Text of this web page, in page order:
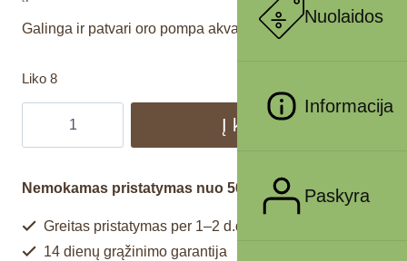
Nuolaidos
Informacija
Paskyra
Galinga ir patvari oro pompa akvariumui.
Liko 8
Į krepšelį
Nemokamas pristatymas nuo 50€
Greitas pristatymas per 1–2 d.d.
14 dienų grąžinimo garantija